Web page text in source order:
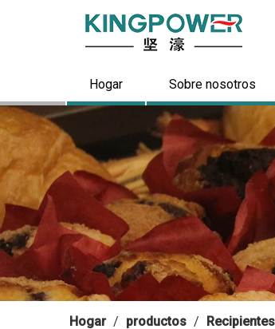
Hogar Sobre nosotros
Hogar / productos /